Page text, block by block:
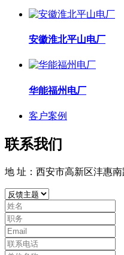
安徽淮北平山电厂
华能福州电厂
客户案例
联系我们
地 址：西安市高新区沣惠